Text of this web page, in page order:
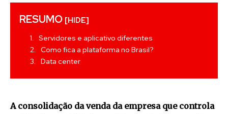
RESUMO [HIDE]
Servidores e aplicativo diferentes
Como fica a plataforma no Brasil?
Data center
A consolidação da venda da empresa que controla